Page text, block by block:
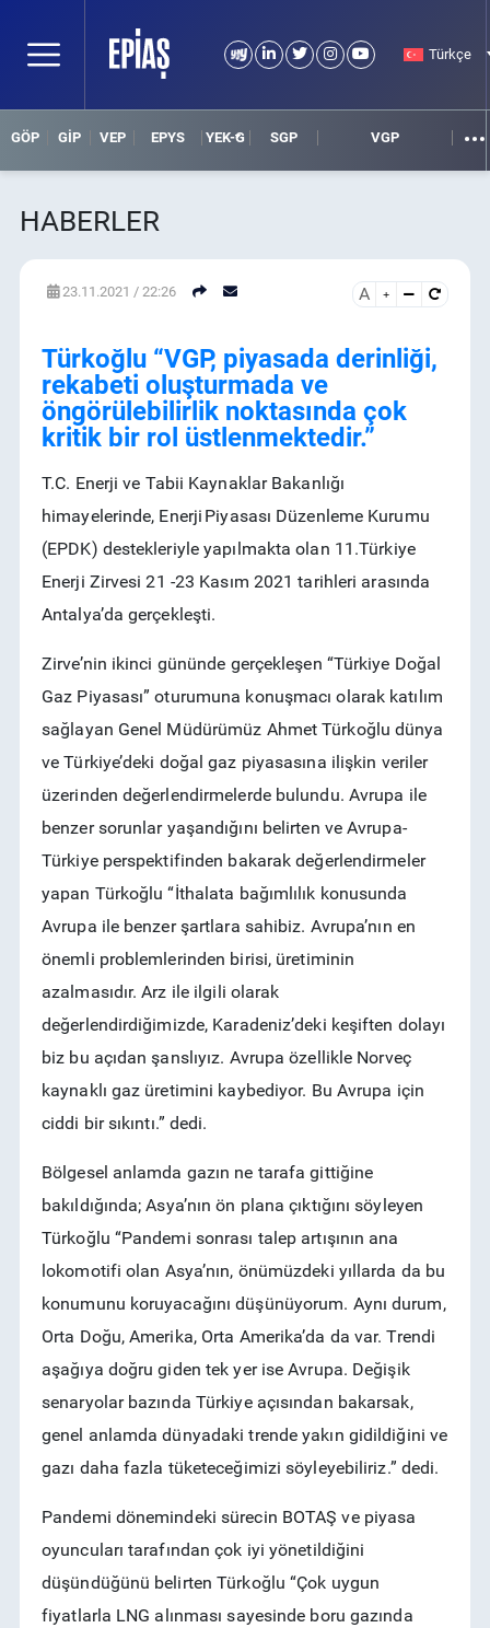
Türkçe
GÖP GİP VEP EPYS YEK-G SGP VGP
HABERLER
RSS
23.11.2021 / 22:26 A
Türkoğlu “VGP, piyasada derinliği,
rekabeti oluşturmada ve
öngörülebilirlik noktasında çok
kritik bir rol üstlenmektedir.”
T.C. Enerji ve Tabii Kaynaklar Bakanlığı
himayelerinde, Enerji Piyasası Düzenleme Kurumu
(EPDK) destekleriyle yapılmakta olan 11.Türkiye
Enerji Zirvesi 21 -23 Kasım 2021 tarihleri arasında
Antalya’da gerçekleşti.
Zirve’nin ikinci gününde gerçekleşen “Türkiye Doğal
Gaz Piyasası” oturumuna konuşmacı olarak katılım
sağlayan Genel Müdürümüz Ahmet Türkoğlu dünya
ve Türkiye’deki doğal gaz piyasasına ilişkin veriler
üzerinden değerlendirmelerde bulundu. Avrupa ile
benzer sorunlar yaşandığını belirten ve Avrupa-
Türkiye perspektifinden bakarak değerlendirmeler
yapan Türkoğlu “İthalata bağımlılık konusunda
Avrupa ile benzer şartlara sahibiz. Avrupa’nın en
önemli problemlerinden birisi, üretiminin
azalmasıdır. Arz ile ilgili olarak
değerlendirdiğimizde, Karadeniz’deki keşiften dolayı
biz bu açıdan şanslıyız. Avrupa özellikle Norveç
kaynaklı gaz üretimini kaybediyor. Bu Avrupa için
ciddi bir sıkıntı.” dedi.
Bölgesel anlamda gazın ne tarafa gittiğine
bakıldığında; Asya’nın ön plana çıktığını söyleyen
Türkoğlu “Pandemi sonrası talep artışının ana
lokomotifi olan Asya’nın, önümüzdeki yıllarda da bu
konumunu koruyacağını düşünüyorum. Aynı durum,
Orta Doğu, Amerika, Orta Amerika’da da var. Trendi
aşağıya doğru giden tek yer ise Avrupa. Değişik
senaryolar bazında Türkiye açısından bakarsak,
genel anlamda dünyadaki trende yakın gidildiğini ve
gazı daha fazla tüketeceğimizi söyleyebiliriz.” dedi.
Pandemi dönemindeki sürecin BOTAŞ ve piyasa
oyuncuları tarafından çok iyi yönetildiğini
düşündüğünü belirten Türkoğlu “Çok uygun
fiyatlarla LNG alınması sayesinde boru gazında